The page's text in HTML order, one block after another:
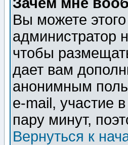
Вы можете этого
администратор
чтобы
дает вам
анонимным
e-mail, участие
пару минут,
Вернуться к